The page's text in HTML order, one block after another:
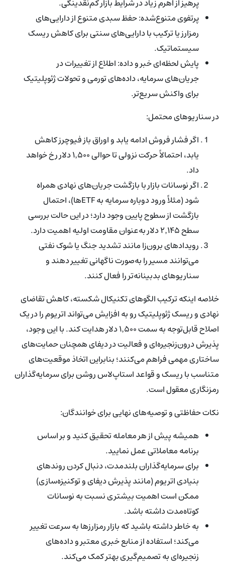
پرتفوی متنوع‌شده: حفظ سبدی متنوع از دارایی‌های
رمزارز یا ترکیب با دارایی‌های سنتی برای کاهش ریسک
سیستماتیک.
پایش لحظه‌ای خبر و داده: اطلاع از تغییرات در
جریان‌های سرمایه، داده‌های تورمی و تحولات ژئوپلیتیک
برای واکنش سریع‌تر.
در سناریوهای محتمل:
اگر فشار فروش ادامه یابد و اوراق باز فیوچرز کاهش
یابد، احتمالاً حرکت نزولی تا حوالی ۱٬۵۰۰ دلار رخ خواهد
داد.
اگر نوسانات بازار با بازگشت جریان‌های نهادی همراه
شود (مثلاً ورود دوباره سرمایه به ETFها)، احتمال
بازگشت از سطوح پایین وجود دارد؛ در این حالت بررسی
سطح ۲٬۱۴۵ دلار به‌عنوان مقاومت اولیه اهمیت دارد.
رویدادهای برون‌زا مانند تشدید جنگ یا شوک نفتی
می‌توانند مسیر را به‌صورت ناگهانی تغییر دهند و
سناریوهای بدبینانه‌تر را فعال کنند.
خلاصه اینکه ترکیب الگوهای تکنیکال شکسته، کاهش تقاضای
نهادی و ریسک ژئوپلیتیک رو به افزایش می‌تواند اتریوم را در یک
اصلاح قابل‌توجه به سمت ۱٬۵۰۰ دلار هدایت کند. با این وجود،
پذیرش درون‌زنجیره‌ای و فعالیت در دیفای همچنان حمایت‌های
ساختاری مهمی فراهم می‌کنند؛ بنابراین اتخاذ موقعیت‌های
متناسب با ریسک و قواعد استاپ‌لاس روشن برای سرمایه‌گذاران
رمزنگاری معقول است.
نکات حفاظتی و توصیه‌های نهایی برای خوانندگان:
همیشه پیش از هر معامله تحقیق کنید و بر اساس
برنامه معاملاتی عمل نمایید.
برای سرمایه‌گذاران بلندمدت، دنبال کردن روندهای
بنیادی اتریوم (مانند پذیرش دیفای و توکنیزه‌سازی)
ممکن است اهمیت بیشتری نسبت به نوسانات
کوتاه‌مدت داشته باشد.
به خاطر داشته باشید که بازار رمزارزها به سرعت تغییر
می‌کند؛ استفاده از منابع خبری معتبر و داده‌های
زنجیره‌ای به تصمیم‌گیری بهتر کمک می‌کند.